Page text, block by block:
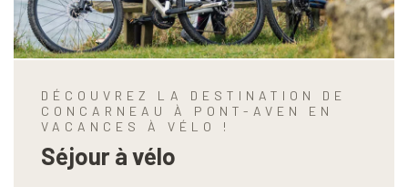
DÉCOUVREZ LA DESTINATION DE
CONCARNEAU À PONT-AVEN EN
VACANCES À VÉLO !
Séjour à vélo